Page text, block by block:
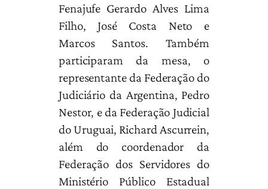
Fenajufe Gerardo Alves Lima
Filho, José Costa Neto e
Marcos Santos. Também
participaram da mesa, o
representante da Federação do
Judiciário da Argentina, Pedro
Nestor, e da Federação Judicial
do Uruguai, Richard Ascurrein,
além do coordenador da
Federação dos Servidores do
Ministério Público Estadual